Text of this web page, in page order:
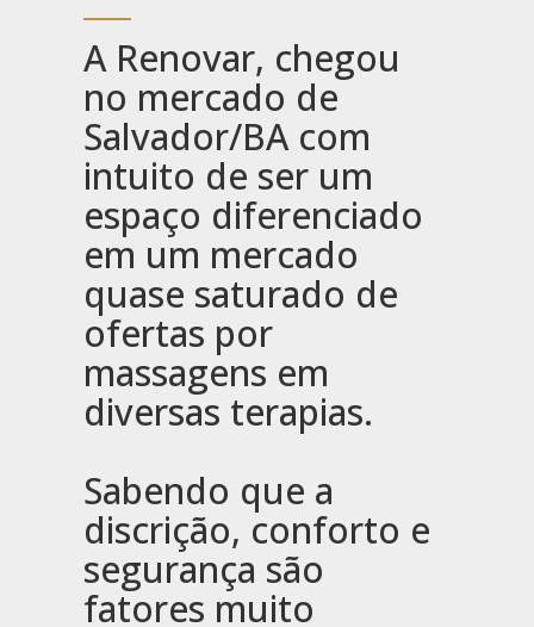
A Renovar, chegou
no mercado de
Salvador/BA com
intuito de ser um
espaço diferenciado
em um mercado
quase saturado de
ofertas por
massagens em
diversas terapias.
Sabendo que a
discrição, conforto e
segurança são
fatores muito